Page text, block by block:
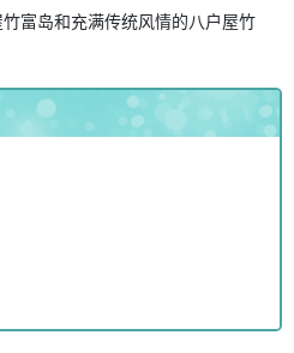
富岛和充满传统风情的八户屋竹